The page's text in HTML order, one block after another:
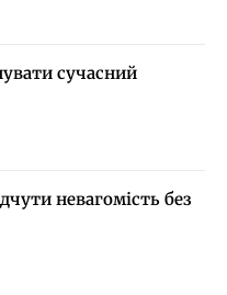
сучасний
невагомість без